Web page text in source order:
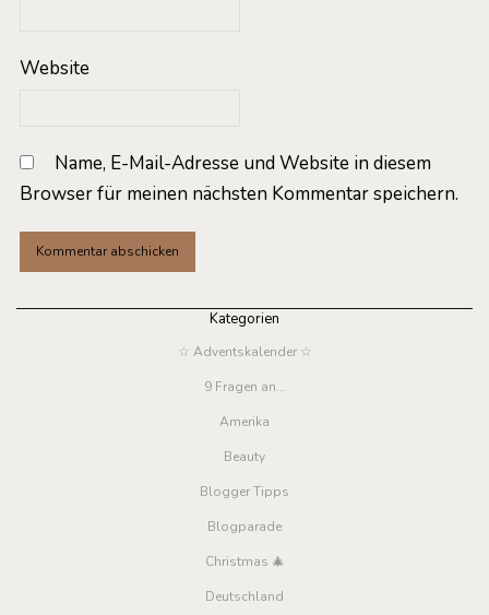
Website
Name, E-Mail-Adresse und Website in diesem
Browser für meinen nächsten Kommentar speichern.
Kategorien
☆ Adventskalender ☆
9 Fragen an…
Amerika
Beauty
Blogger Tipps
Blogparade
Christmas 🎄
Deutschland